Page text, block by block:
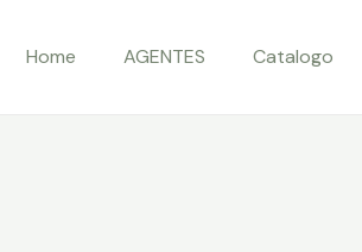
Home AGENTES Catalogo